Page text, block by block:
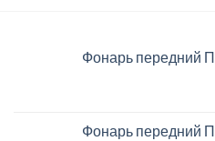
Фонарь передний
Фонарь передний